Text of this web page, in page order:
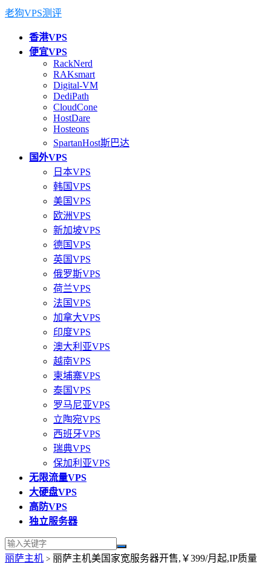
老狗VPS测评
香港VPS
便宜VPS
RackNerd
RAKsmart
Digital-VM
DediPath
CloudCone
HostDare
Hosteons
SpartanHost斯巴达
国外VPS
日本VPS
韩国VPS
美国VPS
欧洲VPS
新加坡VPS
德国VPS
英国VPS
俄罗斯VPS
荷兰VPS
法国VPS
加拿大VPS
印度VPS
澳大利亚VPS
越南VPS
柬埔寨VPS
泰国VPS
罗马尼亚VPS
立陶宛VPS
西班牙VPS
瑞典VPS
保加利亚VPS
无限流量VPS
大硬盘VPS
高防VPS
独立服务器
丽萨主机 > 丽萨主机美国家宽服务器开售,￥399/月起,IP质量